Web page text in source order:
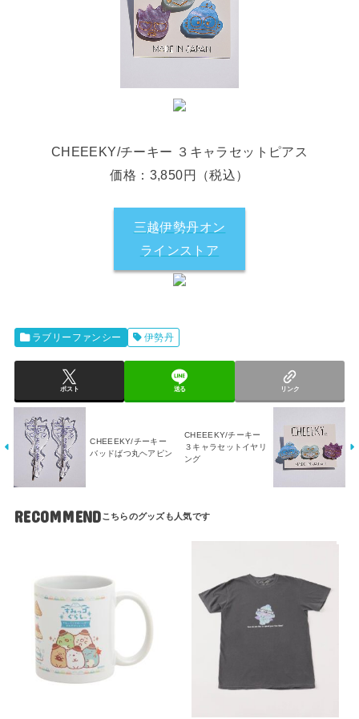
CHEEEKY/チーキー ３キャラセットピアス
価格：3,850円（税込）
三越伊勢丹オン
ラインストア
ラブリーファンシー 伊勢丹
ポスト 送る リンク
CHEEEKY/チーキー
バッドばつ丸ヘアピン
CHEEEKY/チーキー
３キャラセットイヤリ
ング
RECOMMEND